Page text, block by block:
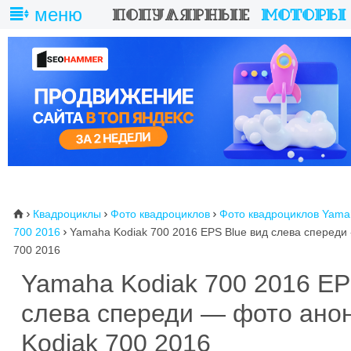
меню
⌂  Квадроциклы  Фото квадроциклов  Фото квадроциклов
700 2016  Yamaha Kodiak 700 2016 EPS Blue вид слева
700 2016
Yamaha Kodiak 700 2016
слева спереди — фото
Kodiak 700 2016